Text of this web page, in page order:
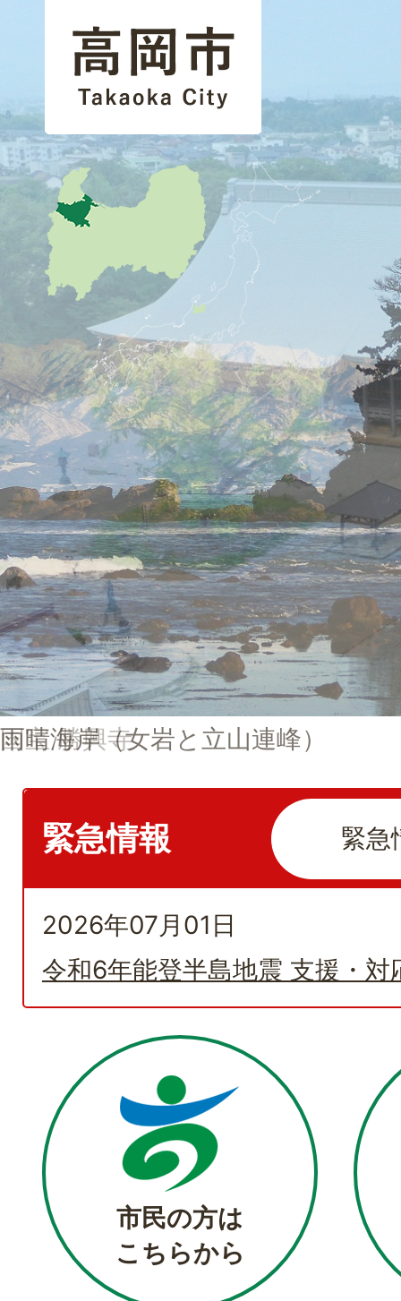
Takaoka
City
地
図
で
す。
岡
市
が
日
本
の
富
山
県
に
あ
る
こ
と
を
示
し
て
い
目
の
ラ
ド
雨晴海岸（女岩と立山連峰）
目
の
ラ
ド
国宝 勝興寺
緊急情報 緊急
2026年07月01日
令和6年能登半島地震 支援・対
市民の方は
こちらから